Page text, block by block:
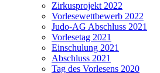
Zirkusprojekt 2022
Vorlesewettbewerb 2022
Judo-AG Abschluss 2021
Vorlesetag 2021
Einschulung 2021
Abschluss 2021
Tag des Vorlesens 2020